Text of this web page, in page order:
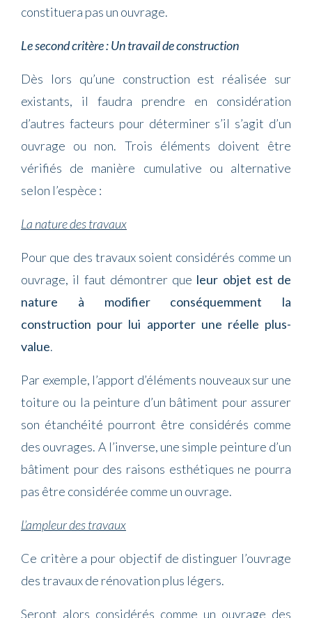
constituera pas un ouvrage.
Le second critère : Un travail de construction
Dès lors qu’une construction est réalisée sur
existants, il faudra prendre en considération
d’autres facteurs pour déterminer s’il s’agit d’un
ouvrage ou non. Trois éléments doivent être
vérifiés de manière cumulative ou alternative
selon l’espèce :
La nature des travaux
Pour que des travaux soient considérés comme un
ouvrage, il faut démontrer que leur objet est de
nature à modifier conséquemment la
construction pour lui apporter une réelle plus-
value.
Par exemple, l’apport d’éléments nouveaux sur une
toiture ou la peinture d’un bâtiment pour assurer
son étanchéité pourront être considérés comme
des ouvrages. A l’inverse, une simple peinture d’un
bâtiment pour des raisons esthétiques ne pourra
pas être considérée comme un ouvrage.
L’ampleur des travaux
Ce critère a pour objectif de distinguer l’ouvrage
des travaux de rénovation plus légers.
Seront alors considérés comme un ouvrage des